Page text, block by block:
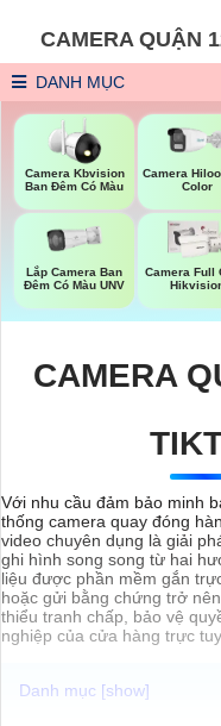
CAMERA QUẬN
DANH MỤC
Camera Kbvision
Ban Đêm Có Màu
Camera
Color
Lắp Camera Ban
Đêm Có Màu UNV
Camera Full
CAMERA
Với nhu cầu đảm bảo minh
thống camera quay đóng
video chuyên dụng là giải
ghi hình song song từ hai
liệu được phần mềm gắn
hoặc gửi bằng chứng trở
thiểu tranh chấp, bảo vệ
nghiệp của cửa hàng trực